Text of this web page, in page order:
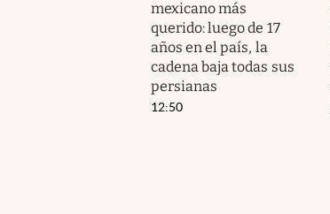
mexicano más
querido: luego de 17
años en el país, la
cadena baja todas sus
persianas
12:50